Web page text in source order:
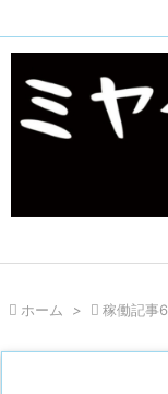
 ホーム >  稼働記事6